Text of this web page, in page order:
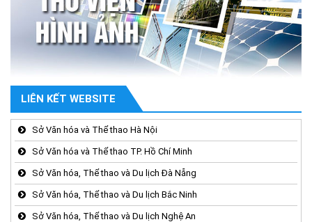
LIÊN KẾT WEBSITE
Sở Văn hóa và Thể thao Hà Nội
Sở Văn hóa và Thể thao TP. Hồ Chí Minh
Sở Văn hóa, Thể thao và Du lịch Đà Nẵng
Sở Văn hóa, Thể thao và Du lịch Bắc Ninh
Sở Văn hóa, Thể thao và Du lịch Nghệ An